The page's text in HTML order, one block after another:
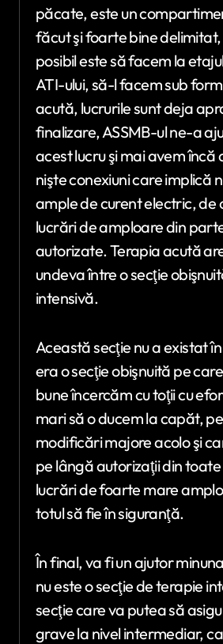
păcate, este un
făcut şi foarte bine
posibil este să facem la
ATI-ului, să-l facem sub
acută, lucrurile sunt deja
finalizare, ASSMB-ul ne-a
acest lucru şi mai avem încă
nişte conexiuni care implică
ample de curent electric, de
lucrări de amploare din
autorizate. Terapia acută
undeva între o secţie
intensivă.
Această secţie nu a existat
era o secţie obişnuită pe
bune încercăm cu toţii cu
mari să o ducem la capăt,
modificări majore acolo şi
pe lângă autorizaţii din toate
lucrări de foarte mare
totul să fie în siguranţă.
În final, va fi un ajutor
nu este o secţie de terapie
secţie care va putea să
grave la nivel intermediar,